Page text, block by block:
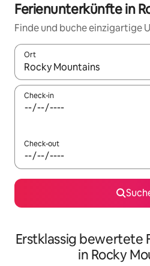
Ferienunterkünfte in
Finde und buche einzigartige
Ort
Wenn Ergebnisse verfügbar
Check-in
Check-out
Erstklassig bewertete
in Rocky